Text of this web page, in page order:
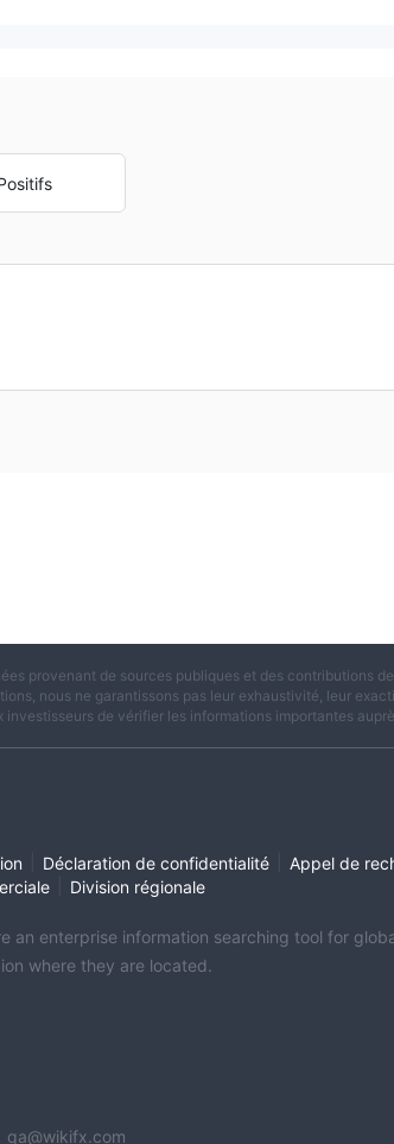
provenant de sources publiques et des contributions
nous ne garantissons pas leur exhaustivité, leur
investisseurs de vérifier les informations importantes
Déclaration de confidentialité Appel de
Division régionale
enterprise information searching tool for
where they are located.
qa@wikifx.com